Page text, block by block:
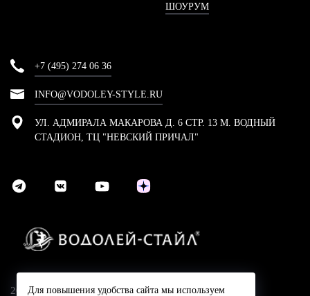
ШОУРУМ
+7 (495) 274 06 36
INFO@VODOLEY-STYLE.RU
УЛ. АДМИРАЛА МАКАРОВА Д. 6 СТР. 13 М. ВОДНЫЙ
СТАДИОН, ТЦ "НЕВСКИЙ ПРИЧАЛ"
2024 © Компания Водолей-Cтайл
Для повышения удобства сайта мы используем